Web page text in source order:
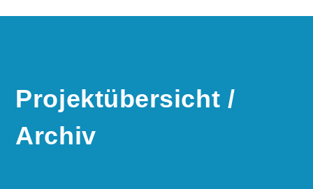
Projektübersicht /
Archiv